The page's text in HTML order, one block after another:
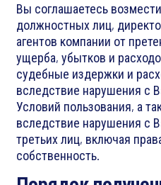
Вы соглашаетесь
должностных лиц,
агентов компании от
ущерба, убытков и
судебные издержки и
вследствие нарушения с
Условий пользования, а
вследствие нарушения с
третьих лиц, включая
собственность.